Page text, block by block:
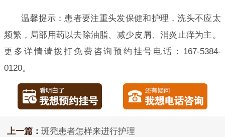
温馨提示：患者要注重头发保健和护理，洗头不应太
频繁，局部用药以去除油脂、减少皮屑、消炎止痒为主。
更多详情请拨打免费咨询预约挂号电话：167-5384-
0120。
上一篇： 斑秃患者怎样来进行护理